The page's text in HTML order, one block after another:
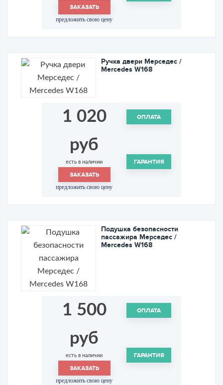
ЗАКАЗАТЬ
предложить свою цену
Ручка двери Мерседес /
Mercedes W168
1 020
руб
есть в наличии
ЗАКАЗАТЬ
предложить свою цену
ОПЛАТА
ГАРАНТИЯ
Подушка безопасности
пассажира Мерседес /
Mercedes W168
1 500
руб
есть в наличии
ЗАКАЗАТЬ
предложить свою цену
ОПЛАТА
ГАРАНТИЯ